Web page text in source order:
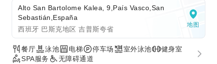
Alto San Bartolome Kalea, 9,País Vasco,San
Sebastián,España
西班牙 巴斯克地区 吉普斯夸省
地图
餐厅 泳池 电梯 停车场 室外泳池
健身室
SPA服务
无障碍通道